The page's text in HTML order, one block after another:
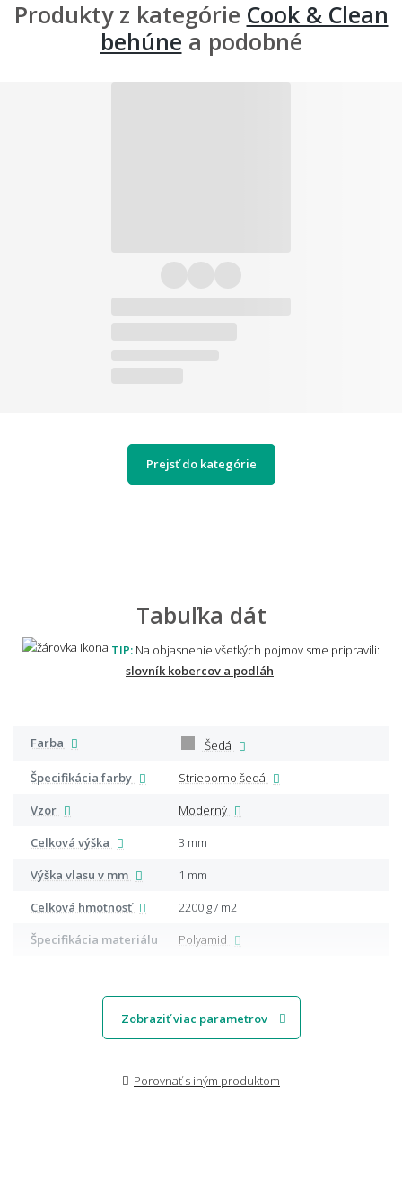
Produkty z kategórie Cook & Clean
behúne a podobné
Prejsť do kategórie
Tabuľka dát
TIP: Na objasnenie všetkých pojmov sme pripravili:
slovník kobercov a podláh
Farba
Šedá
Špecifikácia farby
Strieborno šedá
Vzor
Moderný
Celková výška
3 mm
Výška vlasu v mm
1 mm
Celková hmotnosť
2200 g / m2
Špecifikácia materiálu
Polyamid
Zobraziť viac parametrov
Porovnať s iným produktom